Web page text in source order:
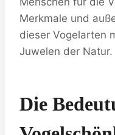
Merkmale und
dieser Vogelarten
Juwelen der Natur.
Die